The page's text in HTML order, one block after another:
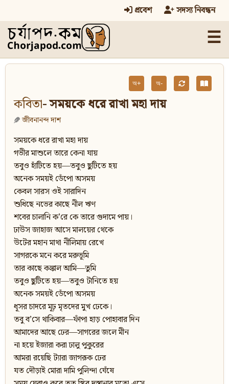
প্রবেশ সদস্য নিবন্ধন
☰
অ+ অ-
কবিতা- সময়কে ধরে রাখা মহা দায়
জীবনানন্দ দাশ
সময়কে ধরে রাখা মহা দায়
গভীর মাশুলে তারে কেনা যায়
তবুও হাঁটিতে হয়—তবুও ছুটিতে হয়
অনেক সময়ই ডেঁপো অসময়
কেবল সারস ওই সারাদিন
শুধিছে নভের কাছে নীল ঋণ
শবের চালানি ক’রে কে তারে গুদামে পায়।
ঢাউস জাহাজ আসে মালয়ের থেকে
উটের মহান মাথা নীলিমায় রেখে
সাগরকে মনে করে মরুভূমি
তার কাছে কঙ্কাল আমি—তুমি
তবুও ছুটিতে হয়—তবুও টানিতে হয়
অনেক সময়ই ডেঁপো অসময়
ধূসর চাদরে মূঢ় মৃতদের মুখ ঢেকে।
তবু ব’সে থাকিবার—ফাঁপা হাড় পোহাবার দিন
আমাদের আছে ঢের—সাগরের জলে মীন
না হয়ে ইজারা করা ঢালু পুকুরের
আমরা রয়েছি ট্যারা জাগরূক ঢের
যত দৌড়াই মোরা দামি পুলিন্দা ঘেঁষে